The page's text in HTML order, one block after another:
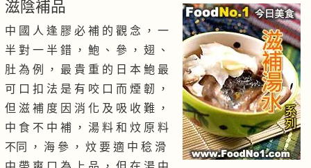
滋陰補品
中 國 人 逢 膠 必 補 的 觀 念 ， 一
半 對 一 半 錯 ， 鮑 、 參 ， 翅 、
肚 為 例 ， 最 貴 重 的 日 本 鮑 最
可 口 扣 法 是 有 咬 口 而 煙 韌 ，
但 滋 補 度 因 消 化 及 吸 收 難 ，
中 食 不 中 補 ， 湯 料 和 炆 原 料
不同 ， 海 參 ， 炆 要 適 中 稔 滑